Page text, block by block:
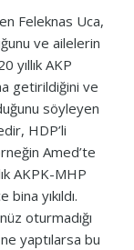
Feleknas Uca,
ve ailelerin
yıllık AKP
getirildiğini ve
söyleyen
HDP’li
Amed’te
AKPK-MHP
yıkıldı.
oturmadığı
yaptılarsa bu